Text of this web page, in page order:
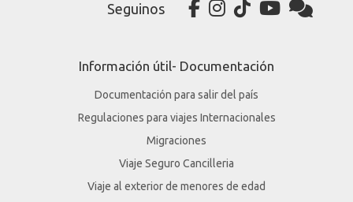
Seguinos
Información útil- Documentación
Documentación para salir del país
Regulaciones para viajes Internacionales
Migraciones
Viaje Seguro Cancilleria
Viaje al exterior de menores de edad